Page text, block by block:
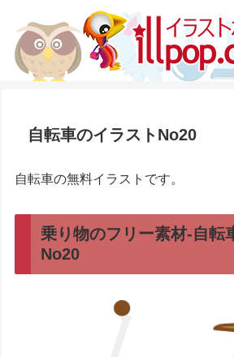
自転車のイラストNo20
自転車の無料イラストです。
乗り物のフリー素材-自転
No20